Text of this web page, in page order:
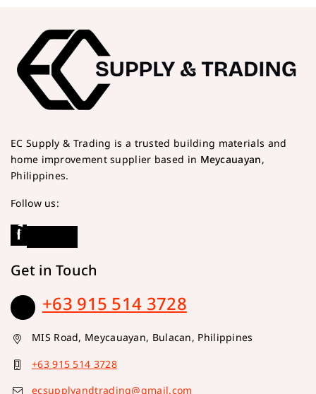
EC Supply & Trading is a trusted building materials and
home improvement supplier based in Meycauayan,
Philippines.
Follow us:
Get in Touch
+63 915 514 3728
MIS Road, Meycauayan, Bulacan, Philippines
+63 915 514 3728
ecsupplyandtrading@gmail.com